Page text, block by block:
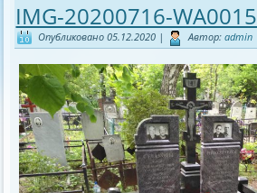
IMG-20200716-WA0015
Опубликовано 05.12.2020 | Автор: admin